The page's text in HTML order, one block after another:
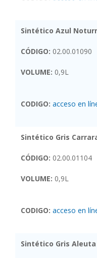
Sintético Azul
CÓDIGO: 02.00.01090
VOLUME: 0,9L
CODIGO: acceso en
Sintético Gris
CÓDIGO: 02.00.01104
VOLUME: 0,9L
CODIGO: acceso en
Sintético Gris Aleuta